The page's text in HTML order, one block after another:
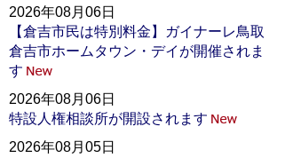
2026年08月06日
【倉吉市民は特別料金】ガイナーレ鳥取
倉吉市ホームタウン・デイが開催されま
す
2026年08月06日
特設人権相談所が開設されます
2026年08月05日